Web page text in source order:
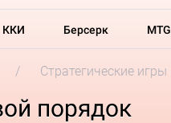
ККИ Берсерк MTG
Стратегические игры
порядок